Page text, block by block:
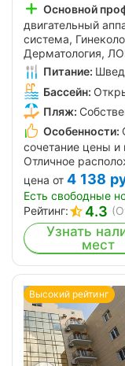
Основной
двигательный
система,
Дерматология,
Питание:
Бассейн:
Пляж:
Особенности:
сочетание цены и
Отличное
цена от 4 138
Есть свободные
Рейтинг:
4.3
Узнать
мест
Высокий рейтинг